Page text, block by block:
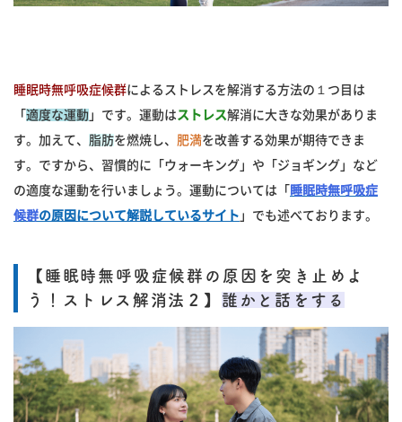
睡眠時無呼吸症候群によるストレスを解消する方法の１つ目は
「適度な運動 」です。運動は ストレス解消に大きな効果がありま
す。加えて、 脂肪を燃焼し、 肥満を改善する効果が期待できま
す。ですから、習慣的に「ウォーキング」や「ジョギング」など
の適度な運動を行いましょう。運動については「睡眠時無呼吸症
候群の原因について解説しているサイト 」でも述べております。
【睡眠時無呼吸症候群の原因を突き止めよ
う！ストレス解消法２】 誰かと話をする